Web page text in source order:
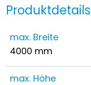
Produktdetails
max. Breite
4000 mm
max. Höhe